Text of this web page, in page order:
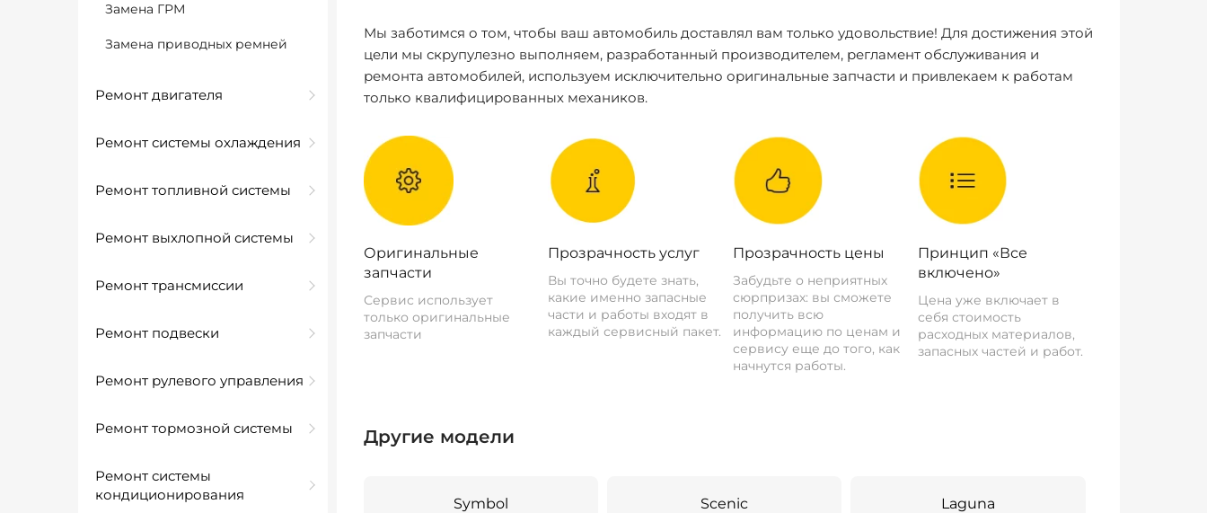
Замена ГРМ
Замена приводных ремней
Ремонт двигателя
Ремонт системы охлаждения
Ремонт топливной системы
Ремонт выхлопной системы
Ремонт трансмиссии
Ремонт подвески
Ремонт рулевого управления
Ремонт тормозной системы
Ремонт системы
кондиционирования
Мы заботимся о том, чтобы ваш автомобиль доставлял вам только удовольствие! Для достижения этой
цели мы скрупулезно выполняем, разработанный производителем, регламент обслуживания и
ремонта автомобилей, используем исключительно оригинальные запчасти и привлекаем к работам
только квалифицированных механиков.
Оригинальные
запчасти
Сервис использует
только оригинальные
запчасти
Прозрачность услуг
Вы точно будете знать,
какие именно запасные
части и работы входят в
каждый сервисный пакет.
Прозрачность цены
Забудьте о неприятных
сюрпризах: вы сможете
получить всю
информацию по ценам и
сервису еще до того, как
начнутся работы.
Принцип «Все
включено»
Цена уже включает в
себя стоимость
расходных материалов,
запасных частей и работ.
Другие модели
Symbol Scenic Laguna